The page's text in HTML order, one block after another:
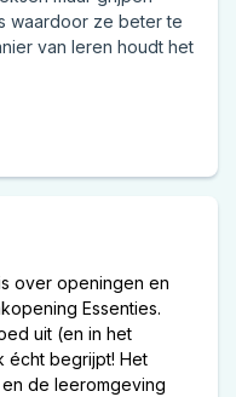
waardoor ze beter te
van leren houdt het
over openingen en
Essenties.
uit (en in het
écht begrijpt! Het
de leeromgeving